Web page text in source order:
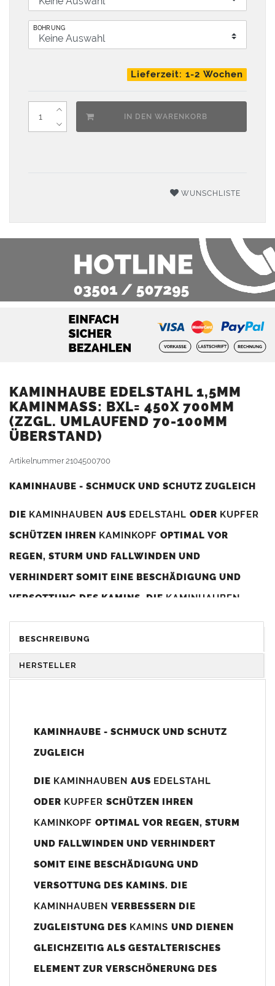
BOHRUNG
Lieferzeit: 1-2 Wochen
IN DEN WARENKORB
WUNSCHLISTE
KAMINHAUBE EDELSTAHL 1,5MM
KAMINMASS: BXL= 450X 700MM (
ZZGL. UMLAUFEND 70-100MM Ü
BERSTAND)
Artikelnummer2104500700
KAMINHAUBE - SCHMUCK UND SCHUTZ ZUGLEICH
DIE KAMINHAUBEN AUS EDELSTAHL ODER KUPFER
SCHÜTZEN IHREN KAMINKOPF OPTIMAL VOR
REGEN, STURM UND FALLWINDEN UND
VERHINDERT SOMIT EINE BESCHÄDIGUNG UND
VERSOTTUNG DES KAMINS. DIE KAMINHAUBEN
DIENEN GLEICHZEITIG ALS GESTALTERISCHES
ELEMENT ZUR VERSCHÖNERUNG DES BAUWERKS.
Unsere Maßangaben beziehen sich immer auf das
800mm x 740-800mm angefertigt (siehe Bild/Zeichnung unten).
angefertigt werden (bitte anfragen).
(siehe Bild/Zeichnung unten) angefertigt. Sollten die Bohrungen
nicht passen dann bitte "ohne"Bohrungen (Auswahlfeld)
bis 500mm Kaminbreite: Abstand vom Kaminrand ca.
80mm
BESCHREIBUNG
HERSTELLER
KAMINHAUBE - SCHMUCK UND SCHUTZ
ZUGLEICH
DIE KAMINHAUBEN AUS EDELSTAHL
ODER KUPFER SCHÜTZEN IHREN
KAMINKOPF OPTIMAL VOR REGEN, STURM
UND FALLWINDEN UND VERHINDERT
SOMIT EINE BESCHÄDIGUNG UND
VERSOTTUNG DES KAMINS. DIE
KAMINHAUBEN VERBESSERN DIE
ZUGLEISTUNG DES KAMINS UND DIENEN
GLEICHZEITIG ALS GESTALTERISCHES
ELEMENT ZUR VERSCHÖNERUNG DES